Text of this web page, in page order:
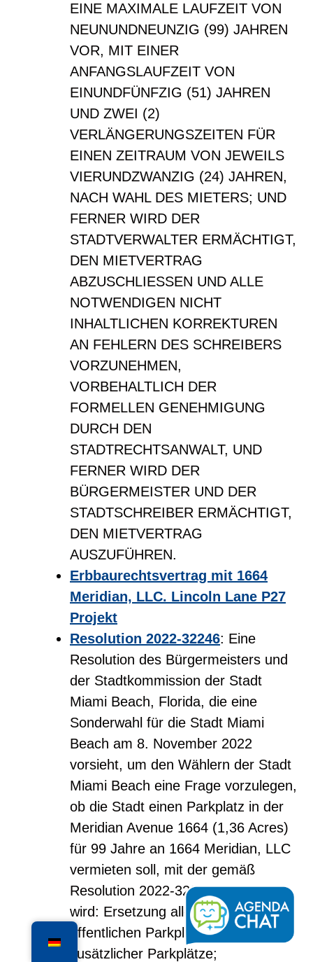
EINE MAXIMALE LAUFZEIT VON
NEUNUNDNEUNZIG (99) JAHREN
VOR, MIT EINER
ANFANGSLAUFZEIT VON
EINUNDFÜNFZIG (51) JAHREN
UND ZWEI (2)
VERLÄNGERUNGSZEITEN FÜR
EINEN ZEITRAUM VON JEWEILS
VIERUNDZWANZIG (24) JAHREN,
NACH WAHL DES MIETERS; UND
FERNER WIRD DER
STADTVERWALTER ERMÄCHTIGT,
DEN MIETVERTRAG
ABZUSCHLIESSEN UND ALLE
NOTWENDIGEN NICHT
INHALTLICHEN KORREKTUREN
AN FEHLERN DES SCHREIBERS
VORZUNEHMEN,
VORBEHALTLICH DER
FORMELLEN GENEHMIGUNG
DURCH DEN
STADTRECHTSANWALT, UND
FERNER WIRD DER
BÜRGERMEISTER UND DER
STADTSCHREIBER ERMÄCHTIGT,
DEN MIETVERTRAG
AUSZUFÜHREN.
Erbbaurechtsvertrag mit 1664
Meridian, LLC. Lincoln Lane P27
Projekt
Resolution 2022-32246: Eine
Resolution des Bürgermeisters und
der Stadtkommission der Stadt
Miami Beach, Florida, die eine
Sonderwahl für die Stadt Miami
Beach am 8. November 2022
vorsieht, um den Wählern der Stadt
Miami Beach eine Frage vorzulegen,
ob die Stadt einen Parkplatz in der
Meridian Avenue 1664 (1,36 Acres)
für 99 Jahre an 1664 Meridian, LLC
vermieten soll, mit der gemäß
Resolution 2022-32245 verlangt
wird: Ersetzung aller vorhandenen
öffentlichen Parkplätze sowie
zusätzlicher Parkplätze;